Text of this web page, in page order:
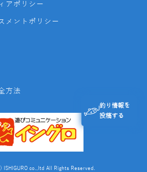
釣り情報を
投稿する
アポリシー
メントポリシー
方法
ISHIGURO co.,ltd All Rights Reserved.